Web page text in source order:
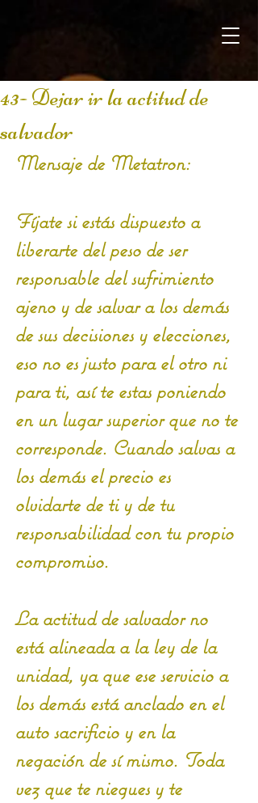
43- Dejar ir la actitud de
salvador
Mensaje de Metatron:
Fíjate si estás dispuesto a
liberarte del peso de ser
responsable del sufrimiento
ajeno y de salvar a los demás
de sus decisiones y elecciones,
eso no es justo para el otro ni
para ti, así te estas poniendo
en un lugar superior que no te
corresponde. Cuando salvas a
los demás el precio es
olvidarte de ti y de tu
responsabilidad con tu propio
compromiso.
La actitud de salvador no
está alineada a la ley de la
unidad, ya que ese servicio a
los demás está anclado en el
auto sacrificio y en la
negación de sí mismo. Toda
vez que te niegues y te